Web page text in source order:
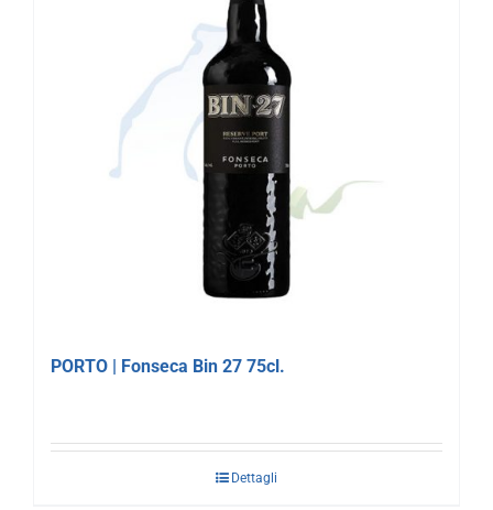
PORTO | Fonseca Bin 27 75cl.
Dettagli